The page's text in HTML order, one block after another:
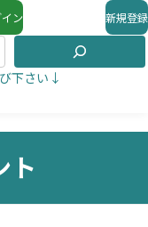
ン 新規登録
下さい↓
ト